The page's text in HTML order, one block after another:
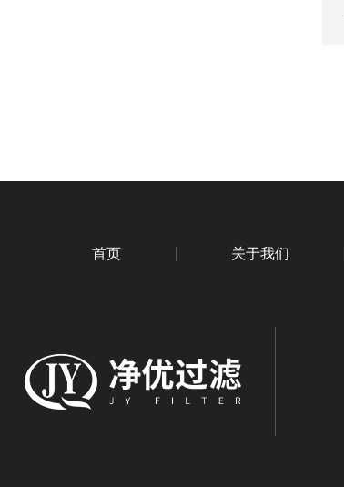
首页 关于我们